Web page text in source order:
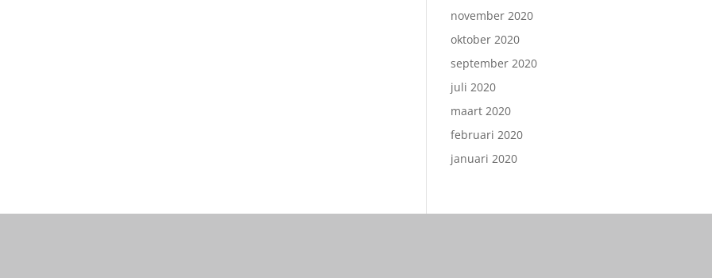
november 2020
oktober 2020
september 2020
juli 2020
maart 2020
februari 2020
januari 2020